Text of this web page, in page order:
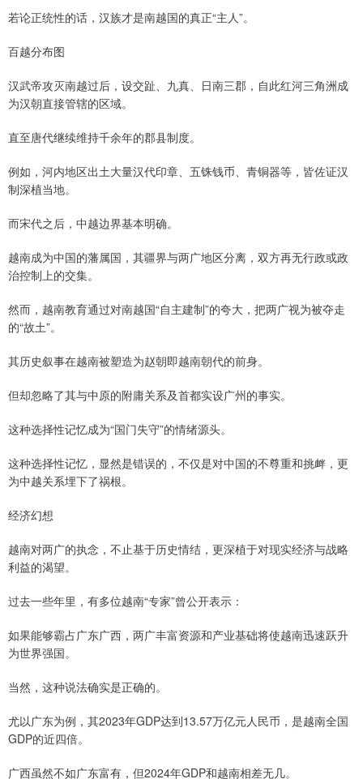
若论正统性的话，汉族才是南越国的真正“主人”。
百越分布图
汉武帝攻灭南越过后，设交趾、九真、日南三郡，自此红河三角洲成
为汉朝直接管辖的区域。
直至唐代继续维持千余年的郡县制度。
例如，河内地区出土大量汉代印章、五铢钱币、青铜器等，皆佐证汉
制深植当地。
而宋代之后，中越边界基本明确。
越南成为中国的藩属国，其疆界与两广地区分离，双方再无行政或政
治控制上的交集。
然而，越南教育通过对南越国“自主建制”的夸大，把两广视为被夺走
的“故土”。
其历史叙事在越南被塑造为赵朝即越南朝代的前身。
但却忽略了其与中原的附庸关系及首都实设广州的事实。
这种选择性记忆成为“国门失守”的情绪源头。
这种选择性记忆，显然是错误的，不仅是对中国的不尊重和挑衅，更
为中越关系埋下了祸根。
经济幻想
越南对两广的执念，不止基于历史情结，更深植于对现实经济与战略
利益的渴望。
过去一些年里，有多位越南“专家”曾公开表示：
如果能够霸占广东广西，两广丰富资源和产业基础将使越南迅速跃升
为世界强国。
当然，这种说法确实是正确的。
尤以广东为例，其2023年GDP达到13.57万亿元人民币，是越南全国
GDP的近四倍。
广西虽然不如广东富有，但2024年GDP和越南相差无几。